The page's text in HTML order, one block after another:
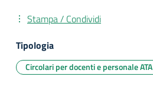
Stampa / Condividi
Tipologia
Circolari per docenti e personale ATA